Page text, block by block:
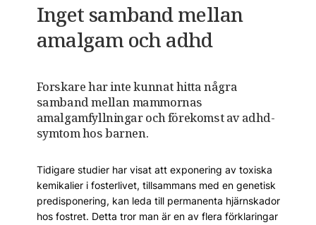
Inget samband mellan
amalgam och adhd
Forskare har inte kunnat hitta några
samband mellan mammornas
amalgamfyllningar och förekomst av adhd-
symtom hos barnen.
Tidigare studier har visat att exponering av toxiska
kemikalier i fosterlivet, tillsammans med en genetisk
predisponering, kan leda till permanenta hjärnskador
hos fostret. Detta tror man är en av flera förklaringar